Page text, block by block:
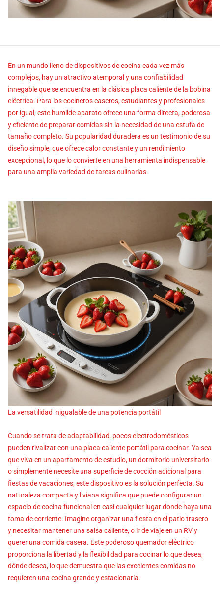
En un mundo lleno de dispositivos de cocina cada vez más
complejos, hay un atractivo atemporal y una confiabilidad
innegable que se encuentra en la clásica placa caliente de la bobina
eléctrica. Para los cocineros caseros, estudiantes y profesionales
por igual, este humilde aparato ofrece una forma directa, poderosa
y eficiente de preparar comidas sin la necesidad de una estufa de
tamaño completo. Su popularidad duradera es un testimonio de su
diseño simple, que ofrece calor constante y un rendimiento
excepcional, lo que lo convierte en una herramienta indispensable
para una amplia variedad de tareas culinarias.
La versatilidad inigualable de una potencia portátil
Cuando se trata de adaptabilidad, pocos electrodomésticos
pueden rivalizar con una placa caliente portátil para cocinar. Ya sea
que viva en un apartamento de estudio, un dormitorio universitario
o simplemente necesite una superficie de cocción adicional para
fiestas de vacaciones, este dispositivo es la solución perfecta. Su
naturaleza compacta y liviana significa que puede configurar un
espacio de cocina funcional en casi cualquier lugar donde haya una
toma de corriente. Imagine organizar una fiesta en el patio trasero
y necesitar mantener una salsa caliente, o ir de viaje en un RV y
querer una comida casera. Este poderoso quemador eléctrico
proporciona la libertad y la flexibilidad para cocinar lo que desea,
dónde desea, lo que demuestra que las excelentes comidas no
requieren una cocina grande y estacionaria.